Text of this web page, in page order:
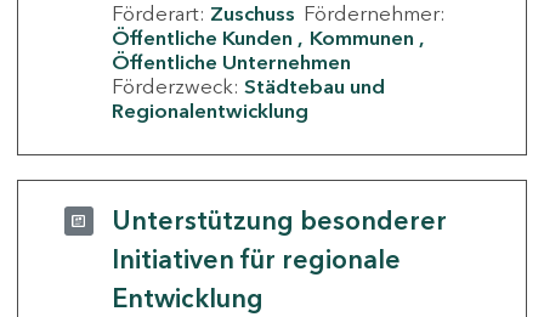
Förderart: Zuschuss Fördernehmer:
Öffentliche Kunden
Kommunen
Öffentliche Unternehmen
Förderzweck: Städtebau und
Regionalentwicklung
Unterstützung besonderer
Initiativen für regionale
Entwicklung